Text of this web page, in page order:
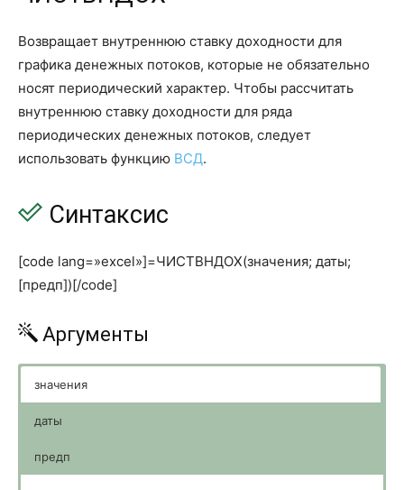
Возвращает внутреннюю ставку доходности для
графика денежных потоков, которые не обязательно
носят периодический характер. Чтобы рассчитать
внутреннюю ставку доходности для ряда
периодических денежных потоков, следует
использовать функцию ВСД.
Синтаксис
[code lang=»excel»]=ЧИСТВНДОХ(значения; даты;
[предп])[/code]
Аргументы
значения
даты
предп